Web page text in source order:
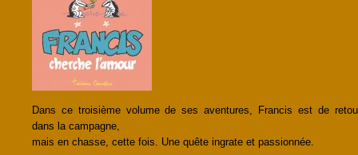
Dans ce troisième volume de ses aventures, Francis est de
dans la campagne,
mais en chasse, cette fois. Une quête ingrate et passionnée.